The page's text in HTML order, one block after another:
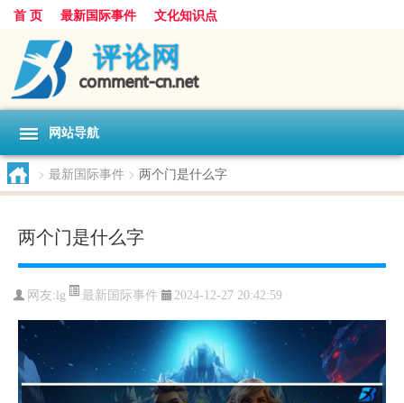
首 页 最新国际事件 文化知识点
网站导航
> 最新国际事件 > 两个门是什么字
两个门是什么字
网友: lg 最新国际事件 2024-12-27 20:42:59